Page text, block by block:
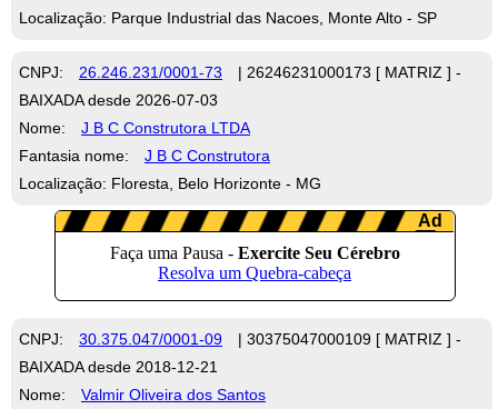
Localização: Parque Industrial das Nacoes, Monte Alto - SP
CNPJ: 26.246.231/0001-73
| 26246231000173 [ MATRIZ ] -
BAIXADA desde 2026-07-03
Nome:
J B C Construtora LTDA
Fantasia nome:
J B C Construtora
Localização: Floresta, Belo Horizonte - MG
CNPJ: 30.375.047/0001-09
| 30375047000109 [ MATRIZ ] -
BAIXADA desde 2018-12-21
Nome:
Valmir Oliveira dos Santos